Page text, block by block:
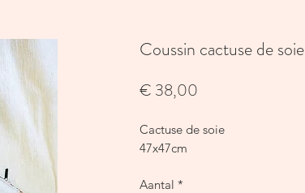
Coussin cactuse de soie
€ 38,00
Cactuse de soie
47x47cm
Aantal *